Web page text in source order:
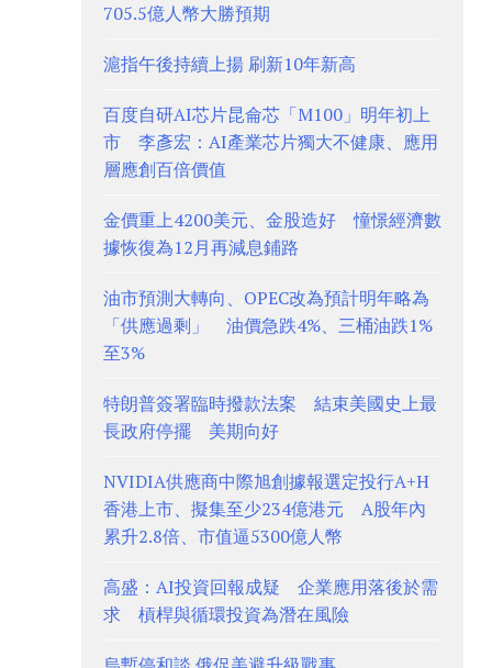
705.5億人幣大勝預期
滬指午後持續上揚 刷新10年新高
百度自研AI芯片昆侖芯「M100」明年初上
市 李彥宏：AI產業芯片獨大不健康、應用
層應創百倍價值
金價重上4200美元、金股造好 憧憬經濟數
據恢復為12月再減息鋪路
油市預測大轉向、OPEC改為預計明年略為
「供應過剩」 油價急跌4%、三桶油跌1%
至3%
特朗普簽署臨時撥款法案 結束美國史上最
長政府停擺 美期向好
NVIDIA供應商中際旭創據報選定投行A+H
香港上市、擬集至少234億港元 A股年內
累升2.8倍、市值逼5300億人幣
高盛：AI投資回報成疑 企業應用落後於需
求 槓桿與循環投資為潛在風險